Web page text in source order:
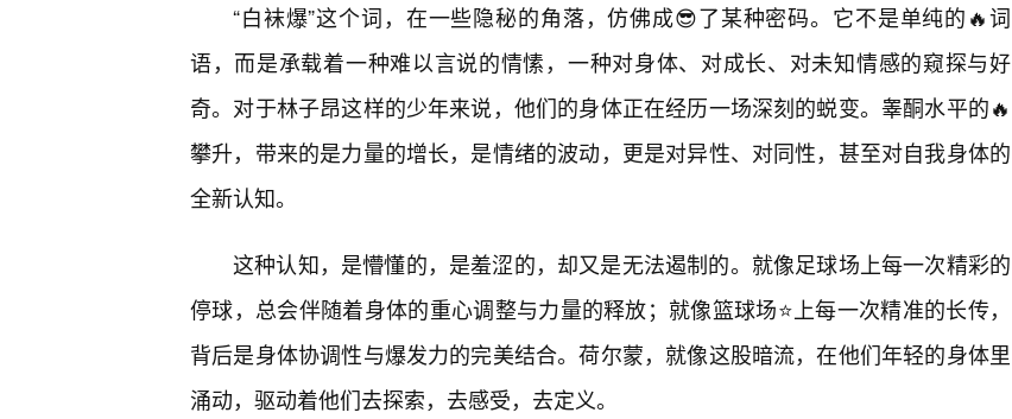
“白袜爆”这个词，在一些隐秘的角落，仿佛成😎了某种密码。它不是单纯的🔥词
语，而是承载着一种难以言说的情愫，一种对身体、对成长、对未知情感的窥探与好
奇。对于林子昂这样的少年来说，他们的身体正在经历一场深刻的蜕变。睾酮水平的🔥
攀升，带来的是力量的增长，是情绪的波动，更是对异性、对同性，甚至对自我身体的
全新认知。
这种认知，是懵懂的，是羞涩的，却又是无法遏制的。就像足球场上每一次精彩的
停球，总会伴随着身体的重心调整与力量的释放；就像篮球场⭐上每一次精准的长传，
背后是身体协调性与爆发力的完美结合。荷尔蒙，就像这股暗流，在他们年轻的身体里
涌动，驱动着他们去探索，去感受，去定义。